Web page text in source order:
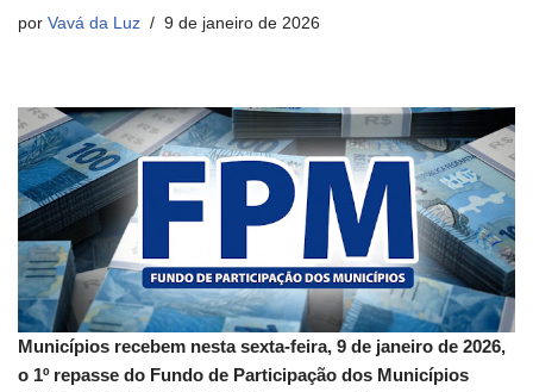
por Vavá da Luz 9 de janeiro de 2026
Municípios recebem nesta sexta-feira, 9 de janeiro de 2026,
o 1º repasse do Fundo de Participação dos Municípios